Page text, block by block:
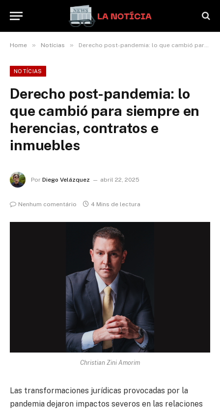
Home » Notícias » Derecho post-pandemia: lo que cambió para siempre en herencias, contratos e inmuebles
NOTÍCIAS
Derecho post-pandemia: lo
que cambió para siempre en
herencias, contratos e
inmuebles
Por Diego Velázquez abril 22, 2025
Nenhum comentário 4 Mins de lectura
Christian Zini Amorim
Las transformaciones jurídicas provocadas por la
pandemia dejaron impactos severos en las relaciones